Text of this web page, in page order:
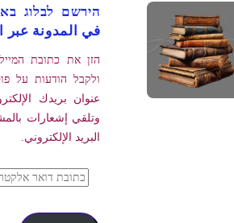
הירשם לבלוג
في المدونة عبر
הזן את כתובת
ולקבל הודעות על
عنوان بريدك
وتلقي إشعارات
البريد الإلكتروني.
כתובת
אלקטרוני